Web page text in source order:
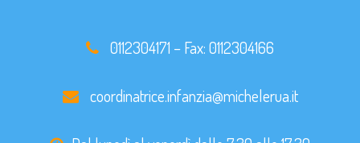
0112304171 – Fax:0112304166
coordinatrice.infanzia@michelerua.it